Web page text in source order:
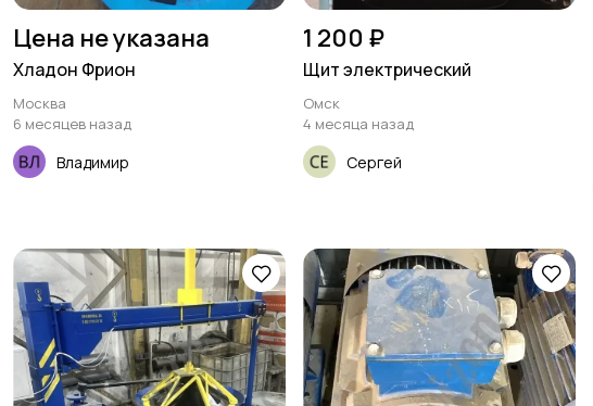
Цена не указана
Хладон Фрион
Москва
6 месяцев назад
Владимир
1 200 ₽
Щит электрический
Омск
4 месяца назад
Сергей